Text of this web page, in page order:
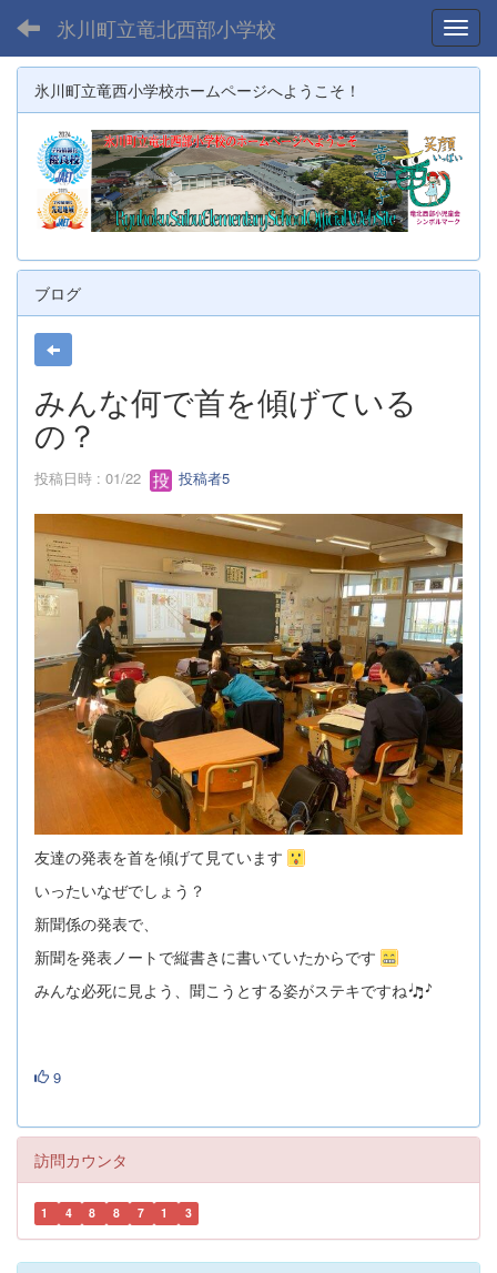
氷川町立竜北西部小学校
氷川町立竜西小学校ホームページへようこそ！
ブログ
みんな何で首を傾げている
の？
投稿日時 : 01/22 投稿者5
友達の発表を首を傾げて見ています
いったいなぜでしょう？
新聞係の発表で、
新聞を発表ノートで縦書きに書いていたからです
みんな必死に見よう、聞こうとする姿がステキですね
9
訪問カウンタ
1 4 8 8 7 1 3